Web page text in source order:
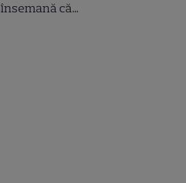
însemană că...